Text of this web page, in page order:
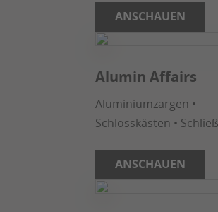
ANSCHAUEN
Alumin Affairs
Aluminiumzargen •
Schlosskästen •
ANSCHAUEN